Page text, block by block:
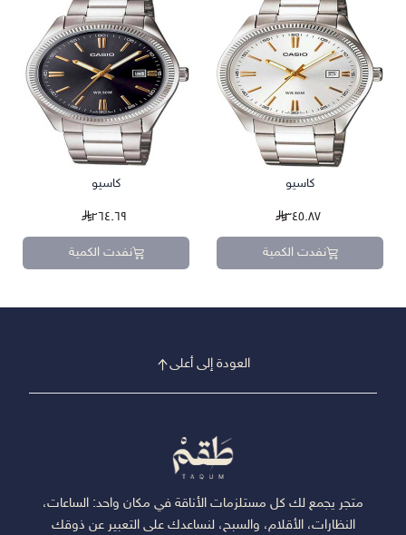
كاسيو
٣٤٥.٨٧
نفدت الكمية
كاسيو
٢٦٤.٦٩
نفدت الكمية
العودة إلى أعلى
متجر يجمع لك كل مستلزمات الأناقة في مكان واحد: الساعات،
النظارات، الأقلام، والسبح، لنساعدك على التعبير عن ذوقك